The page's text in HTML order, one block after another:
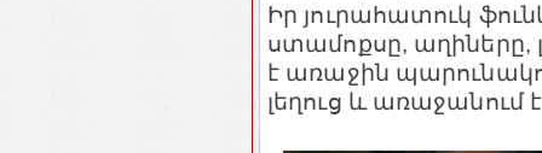
Իր յուրահատուկ
ստամոքսը, աղիները,
է առաջին
լեղուց և առաջանում